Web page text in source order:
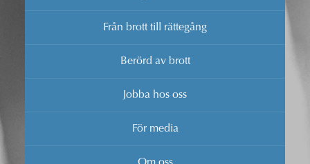
Från brott till rättegång
Berörd av brott
Jobba hos oss
För media